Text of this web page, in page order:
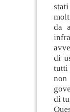
da
di
tutti
di